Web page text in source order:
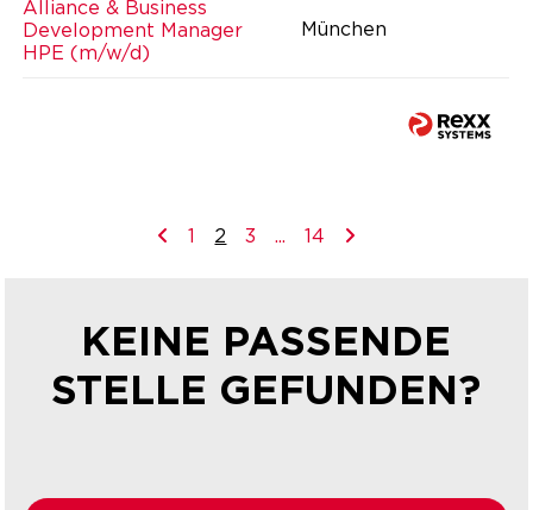
Alliance & Business
Development Manager
HPE (m/w/d)
München
1 2 3 ... 14
KEINE PASSENDE
STELLE GEFUNDEN?